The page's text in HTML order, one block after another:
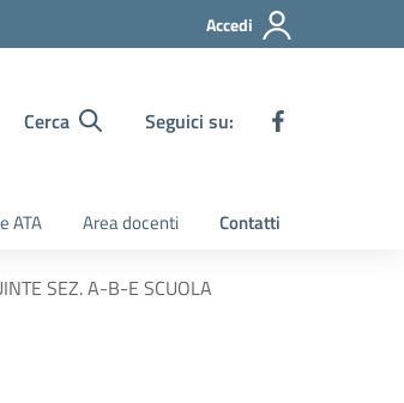
Accedi
Cerca Seguici su:
ATA Area docenti Contatti
SEZ. A-B-E SCUOLA